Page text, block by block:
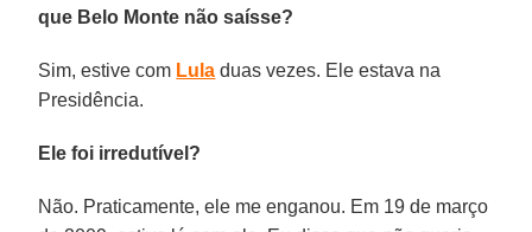
que Belo Monte não saísse?
Sim, estive com Lula duas vezes. Ele estava na
Presidência.
Ele foi irredutível?
Não. Praticamente, ele me enganou. Em 19 de março